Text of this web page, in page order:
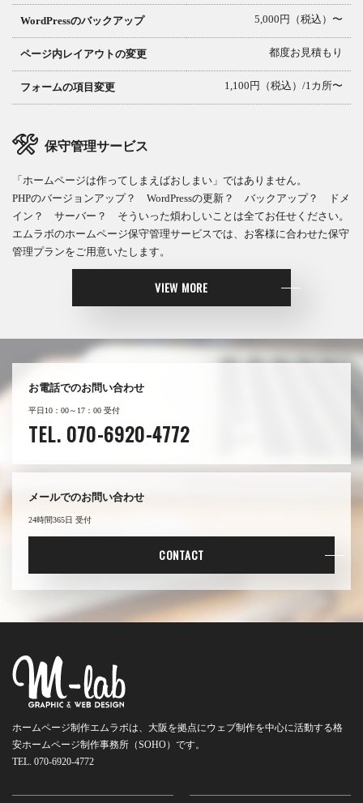
WordPressのバックアップ 5,000円（税込）〜
ページ内レイアウトの変更 都度お見積もり
フォームの項目変更 1,100円（税込）/1カ所〜
保守管理サービス
「ホームページは作ってしまえばおしまい」ではありません。
PHPのバージョンアップ？ WordPressの更新？ バックアップ？ ドメ
イン？ サーバー？ そういった煩わしいことは全てお任せください。
エムラボのホームページ保守管理サービスでは、お客様に合わせた保守
管理プランをご用意いたします。
VIEW MORE
お電話でのお問い合わせ
平日10：00～17：00 受付
TEL. 070-6920-4772
メールでのお問い合わせ
24時間365日 受付
CONTACT
ホームページ制作エムラボは、大阪を拠点にウェブ制作を中心に活動する格
安ホームページ制作事務所（SOHO）です。
TEL. 070-6920-4772